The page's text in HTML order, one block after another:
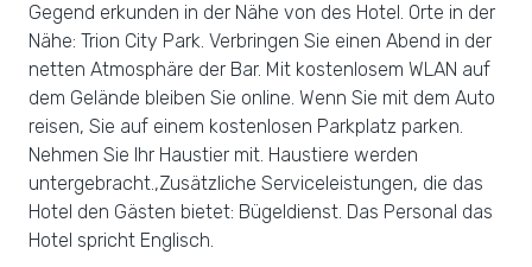
Gegend erkunden in der Nähe von des Hotel. Orte in der
Nähe: Trion City Park. Verbringen Sie einen Abend in der
netten Atmosphäre der Bar. Mit kostenlosem WLAN auf
dem Gelände bleiben Sie online. Wenn Sie mit dem Auto
reisen, Sie auf einem kostenlosen Parkplatz parken.
Nehmen Sie Ihr Haustier mit. Haustiere werden
untergebracht.,Zusätzliche Serviceleistungen, die das
Hotel den Gästen bietet: Bügeldienst. Das Personal das
Hotel spricht Englisch.